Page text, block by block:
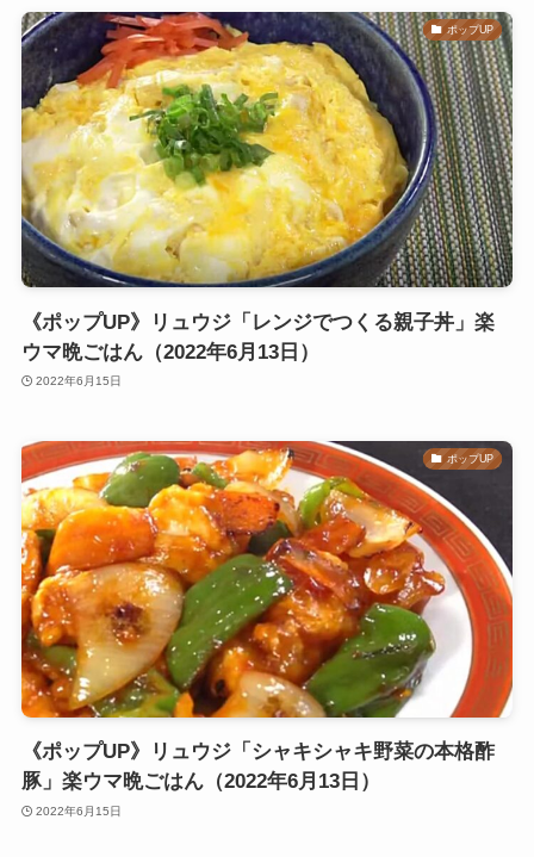
ポップUP
《ポップUP》リュウジ「レンジでつくる親子丼」楽
ウマ晩ごはん（2022年6月13日）
2022年6月15日
ポップUP
《ポップUP》リュウジ「シャキシャキ野菜の本格酢
豚」楽ウマ晩ごはん（2022年6月13日）
2022年6月15日